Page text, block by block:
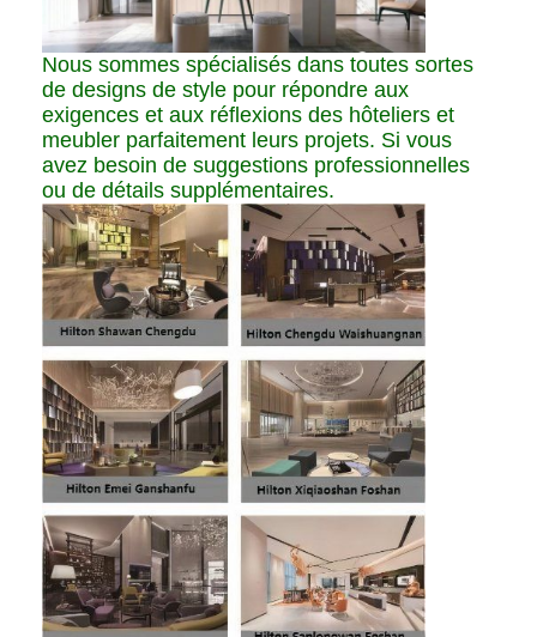
Nous sommes spécialisés dans toutes sortes
de designs de style pour répondre aux
exigences et aux réflexions des hôteliers et
meubler parfaitement leurs projets. Si vous
avez besoin de suggestions professionnelles
ou de détails supplémentaires.